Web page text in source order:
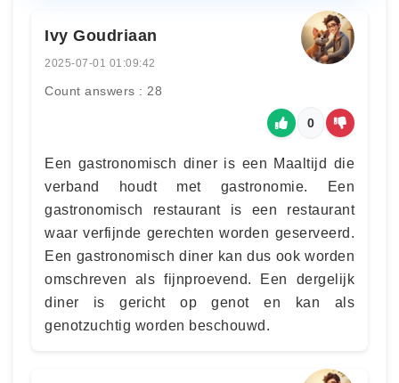
Ivy Goudriaan
2025-07-01 01:09:42
Count answers : 28
0
Een gastronomisch diner is een Maaltijd die
verband houdt met gastronomie. Een
gastronomisch restaurant is een restaurant
waar verfijnde gerechten worden geserveerd.
Een gastronomisch diner kan dus ook worden
omschreven als fijnproevend. Een dergelijk
diner is gericht op genot en kan als
genotzuchtig worden beschouwd.